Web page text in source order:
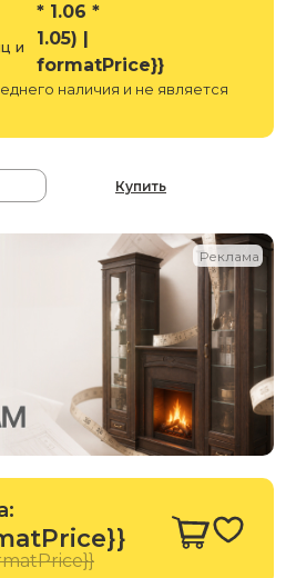
и
* 1.06 *
1.05) |
formatPrice}}
наличия и не является
Купить
Реклама